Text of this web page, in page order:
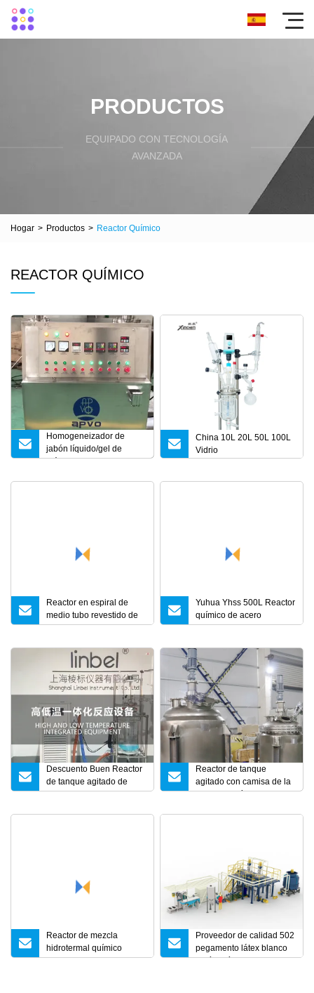
PRODUCTOS
EQUIPADO CON TECNOLOGÍA
AVANZADA
Hogar > Productos > Reactor Químico
REACTOR QUÍMICO
Homogeneizador de
jabón líquido/gel de
máquina de
China 10L 20L 50L 100L
Vidrio
Reactor en espiral de
medio tubo revestido de
vidrio
Yuhua Yhss 500L Reactor
químico de acero
inoxidable Reactor de
presión
Descuento Buen Reactor
de tanque agitado de
vidrio de doble capa
Reactor de tanque
agitado con camisa de la
industria química
Reactor de mezcla
hidrotermal químico
personalizable de 1000L
Proveedor de calidad 502
pegamento látex blanco
vacío químico reactor de